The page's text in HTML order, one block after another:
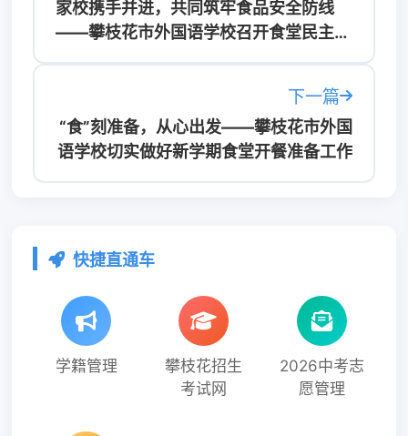
快捷直通车
学籍管理
攀枝花招生
考试网
2026中考志
愿管理
家校携手并进，共同筑牢食品安全防线
——攀枝花市外国语学校召开食堂民主监
下一篇
“食”刻准备，从心出发——攀枝花市外国
语学校切实做好新学期食堂开餐准备工作